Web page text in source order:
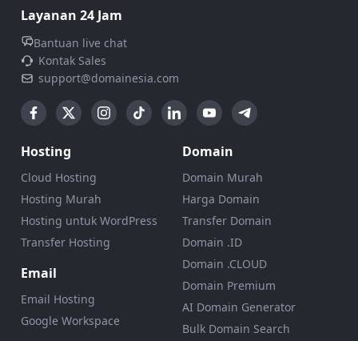
Layanan 24 Jam
Bantuan live chat
Kontak Sales
support@domainesia.com
Hosting
Cloud Hosting
Hosting Murah
Hosting untuk WordPress
Transfer Hosting
Email
Email Hosting
Google Workspace
Domain
Domain Murah
Harga Domain
Transfer Domain
Domain .ID
Domain .CLOUD
Domain Premium
AI Domain Generator
Bulk Domain Search